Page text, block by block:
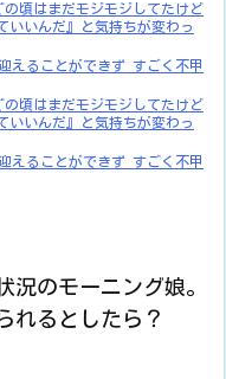
頃はまだモジモジしてたけど
いいんだ』と気持ちが変わっ
えることができず すごく不甲
頃はまだモジモジしてたけど
いいんだ』と気持ちが変わっ
えることができず すごく不甲
況のモーニング娘。
れるとしたら？